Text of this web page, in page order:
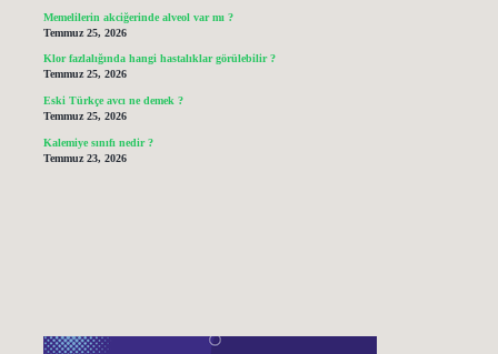
Memelilerin akciğerinde alveol var mı ?
Temmuz 25, 2026
Klor fazlalığında hangi hastalıklar görülebilir ?
Temmuz 25, 2026
Eski Türkçe avcı ne demek ?
Temmuz 25, 2026
Kalemiye sınıfı nedir ?
Temmuz 23, 2026